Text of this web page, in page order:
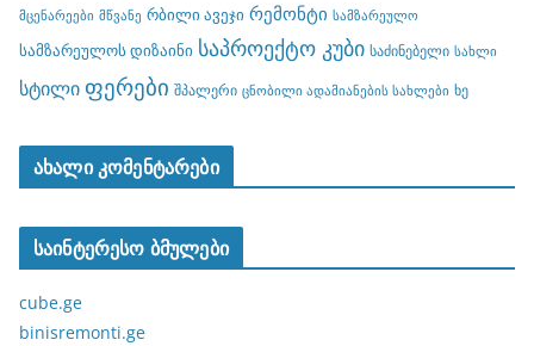
მცენარეები მწვანე რბილი ავეჯი რემონტი სამზარეულო
სამზარეულოს დიზაინი საპროექტო კუბი საძინებელი სახლი
სტილი ფერები შპალერი ცნობილი ადამიანების სახლები ხე
ახალი კომენტარები
საინტერესო ბმულები
cube.ge
binisremonti.ge